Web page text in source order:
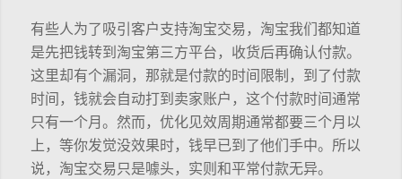
有些人为了吸引客户支持淘宝交易，淘宝我们都知道
是先把钱转到淘宝第三方平台，收货后再确认付款。
这里却有个漏洞，那就是付款的时间限制，到了付款
时间，钱就会自动打到卖家账户，这个付款时间通常
只有一个月。然而，优化见效周期通常都要三个月以
上，等你发觉没效果时，钱早已到了他们手中。所以
说，淘宝交易只是噱头，实则和平常付款无异。